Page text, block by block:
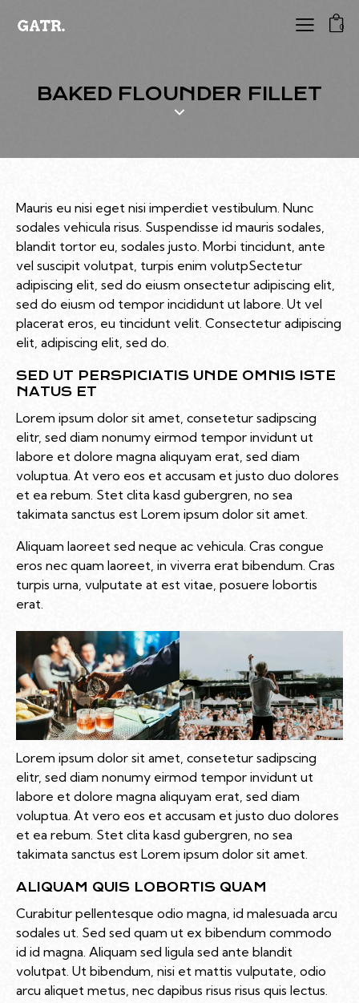
0
BAKED FLOUNDER FILLET
Mauris eu nisi eget nisi imperdiet vestibulum. Nunc
sodales vehicula risus. Suspendisse id mauris sodales,
blandit tortor eu, sodales justo. Morbi tincidunt, ante
vel suscipit volutpat, turpis enim volutpSectetur
adipiscing elit, sed do eiusm onsectetur adipiscing elit,
sed do eiusm od tempor incididunt ut labore. Ut vel
placerat eros, eu tincidunt velit. Consectetur adipiscing
elit, adipiscing elit, sed do.
SED UT PERSPICIATIS UNDE OMNIS ISTE
NATUS ET
Lorem ipsum dolor sit amet, consetetur sadipscing
elitr, sed diam nonumy eirmod tempor invidunt ut
labore et dolore magna aliquyam erat, sed diam
voluptua. At vero eos et accusam et justo duo dolores
et ea rebum. Stet clita kasd gubergren, no sea
takimata sanctus est Lorem ipsum dolor sit amet.
Aliquam laoreet sed neque ac vehicula. Cras congue
eros nec quam laoreet, in viverra erat bibendum. Cras
turpis urna, vulputate at est vitae, posuere lobortis
erat.
Lorem ipsum dolor sit amet, consetetur sadipscing
elitr, sed diam nonumy eirmod tempor invidunt ut
labore et dolore magna aliquyam erat, sed diam
voluptua. At vero eos et accusam et justo duo dolores
et ea rebum. Stet clita kasd gubergren, no sea
takimata sanctus est Lorem ipsum dolor sit amet.
ALIQUAM QUIS LOBORTIS QUAM
Curabitur pellentesque odio magna, id malesuada arcu
sodales ut. Sed sed quam ut ex bibendum commodo
id id magna. Aliquam sed ligula sed ante blandit
volutpat. Ut bibendum, nisi et mattis vulputate, odio
arcu aliquet metus, nec dapibus risus risus quis lectus.